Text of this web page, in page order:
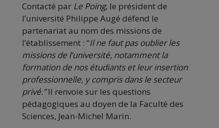
Contacté par Le Poing, le président de
l’université Philippe Augé défend le
partenariat au nom des missions de
l’établissement : “Il ne faut pas oublier les
missions de l’université, notamment la
formation de nos étudiants et leur insertion
professionnelle, y compris dans le secteur
privé.”Il renvoie sur les questions
pédagogiques au doyen de la Faculté des
Sciences, Jean-Michel Marin.